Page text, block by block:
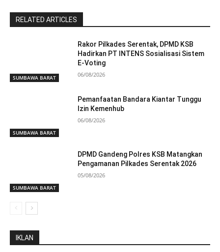
RELATED ARTICLES
SUMBAWA BARAT
Rakor Pilkades Serentak, DPMD KSB
Hadirkan PT INTENS Sosialisasi Sistem
E-Voting
06/08/2026
SUMBAWA BARAT
Pemanfaatan Bandara Kiantar Tunggu
Izin Kemenhub
06/08/2026
SUMBAWA BARAT
DPMD Gandeng Polres KSB Matangkan
Pengamanan Pilkades Serentak 2026
05/08/2026
IKLAN